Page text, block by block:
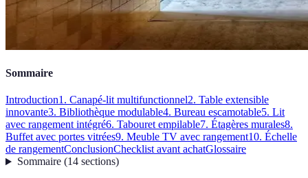
Sommaire
Introduction1. Canapé-lit multifunctionnel2. Table extensible
innovante3. Bibliothèque modulable4. Bureau escamotable5. Lit
avec rangement intégré6. Tabouret empilable7. Étagères murales8.
Buffet avec portes vitrées9. Meuble TV avec rangement10. Échelle
de rangementConclusionChecklist avant achatGlossaire
Sommaire(14 sections)